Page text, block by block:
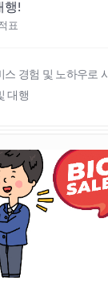
행!
표
경험 및 노하우로 시
대행